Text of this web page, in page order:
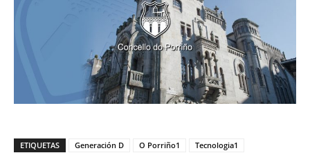
ETIQUETAS Generación D O Porriño1 Tecnologia1